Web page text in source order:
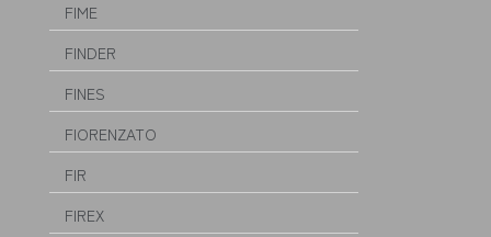
FIME
FINDER
FINES
FIORENZATO
FIR
FIREX